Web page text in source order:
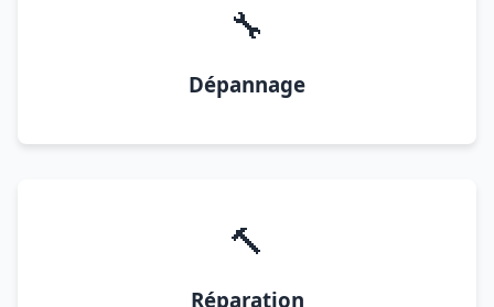
🔧
Dépannage
🔨
Réparation